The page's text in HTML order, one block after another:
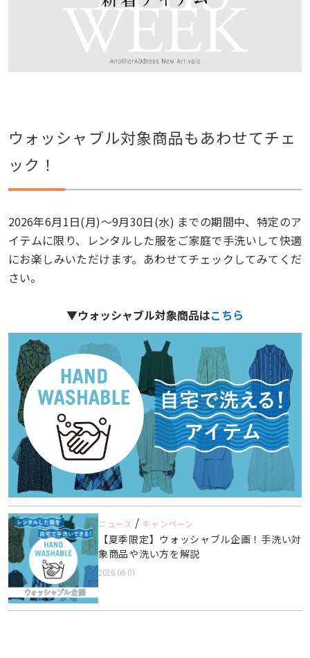
ウォッシャブル対象商品もあわせてチェ
ック！
2026年6月1日(月)～9月30日(水) までの期間中、特定のア
イテムに限り、レンタルした服をご家庭で手洗いして快適
にお楽しみいただけます。あわせてチェックしてみてくだ
さい。
▼ウォッシャブル対象商品はこちら
ニュース / キャンペーン
【夏季限定】ウォッシャブル企画！手洗い対
象商品や洗い方を解説
2026.06.01